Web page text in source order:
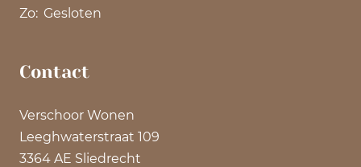
Contact
Verschoor Wonen
Leeghwaterstraat 109
3364 AE Sliedrecht
Zo: Gesloten